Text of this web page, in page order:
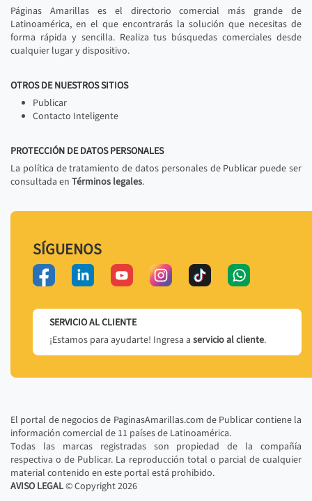
Páginas Amarillas es el directorio comercial más grande de
Latinoamérica, en el que encontrarás la solución que necesitas de
forma rápida y sencilla. Realiza tus búsquedas comerciales desde
cualquier lugar y dispositivo.
OTROS DE NUESTROS SITIOS
Publicar
Contacto Inteligente
PROTECCIÓN DE DATOS PERSONALES
La política de tratamiento de datos personales de Publicar puede ser
consultada en Términos legales.
SÍGUENOS
SERVICIO AL CLIENTE
¡Estamos para ayudarte! Ingresa a servicio al cliente.
El portal de negocios de PaginasAmarillas.com de Publicar contiene la
información comercial de 11 países de Latinoamérica.
Todas las marcas registradas son propiedad de la compañía
respectiva o de Publicar. La reproducción total o parcial de cualquier
material contenido en este portal está prohibido.
AVISO LEGAL© Copyright2026